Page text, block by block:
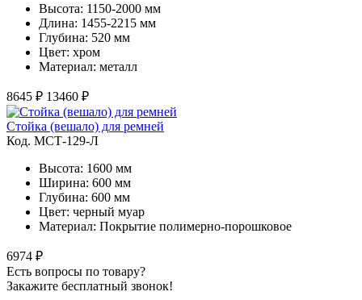
Высота: 1150-2000 мм
Длина: 1455-2215 мм
Глубина: 520 мм
Цвет: хром
Материал: металл
8645 ₽ 13460 ₽
Стойка (вешало) для ремней
Код. MСТ-129-Л
Высота: 1600 мм
Ширина: 600 мм
Глубина: 600 мм
Цвет: черный муар
Материал: Покрытие полимерно-порошковое
6974 ₽
Есть вопросы по товару?
Закажите бесплатный звонок!